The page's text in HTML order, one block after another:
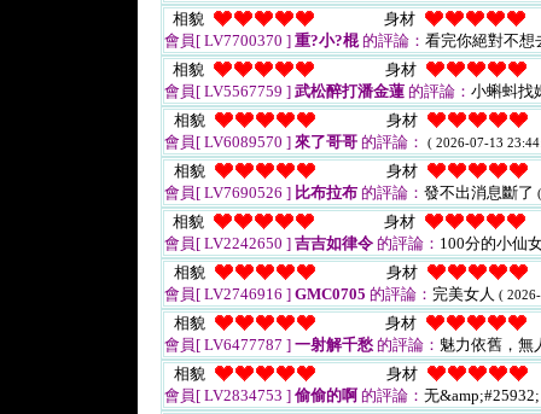
相貌
身材
會員[ LV7700370 ] 重?小?棍的評論： 看完你絕對不
相貌
身材
會員[ LV5567759 ] 武松醉打潘金蓮 的評論： 小蝌蚪找
相貌
身材
會員[ LV6089570 ] 來了哥哥 的評論： ( 2026-07-13
相貌
身材
會員[ LV7690526 ] 比布拉布 的評論： 發不出消息斷了
相貌
身材
會員[ LV2242650 ] 吉吉如律令 的評論： 100分的小仙
相貌
身材
會員[ LV2746916 ] GMC0705 的評論： 完美女人 (
相貌
身材
會員[ LV6477787 ] 一射解千愁 的評論： 魅力依舊，無
相貌
身材
會員[ LV2834753 ] 偷偷的啊 的評論： 无